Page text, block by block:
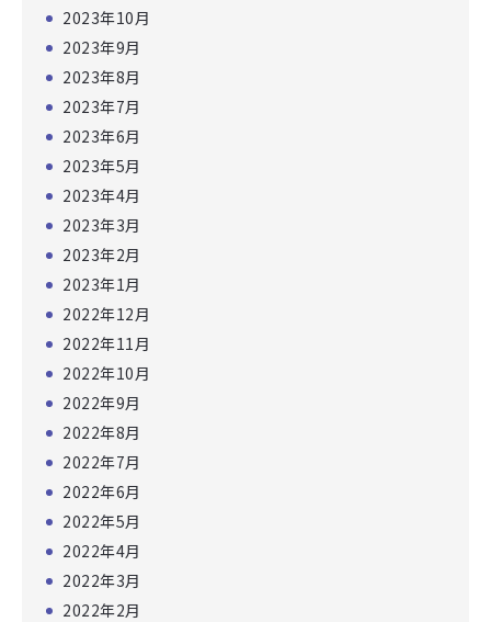
2023年10月
2023年9月
2023年8月
2023年7月
2023年6月
2023年5月
2023年4月
2023年3月
2023年2月
2023年1月
2022年12月
2022年11月
2022年10月
2022年9月
2022年8月
2022年7月
2022年6月
2022年5月
2022年4月
2022年3月
2022年2月